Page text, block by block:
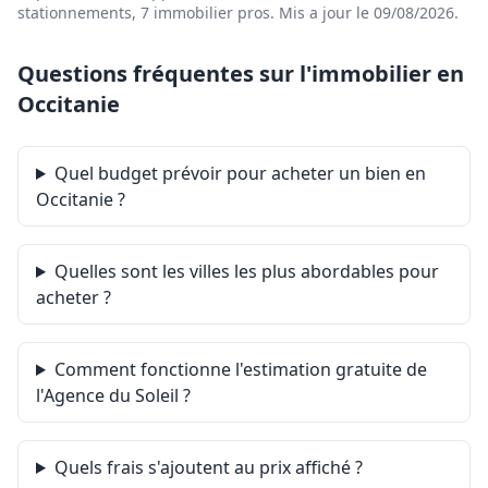
stationnements, 7 immobilier pros. Mis a jour le 09/08/2026.
Questions fréquentes sur l'immobilier en
Occitanie
Quel budget prévoir pour acheter un bien en
Occitanie ?
Quelles sont les villes les plus abordables pour
acheter ?
Comment fonctionne l'estimation gratuite de
l'Agence du Soleil ?
Quels frais s'ajoutent au prix affiché ?